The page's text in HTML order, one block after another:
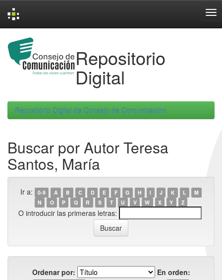
navigation
Repositorio
Digital
Repositorio Digital de Consejo de Comunicacion
Buscar por Autor Teresa
Santos, María
Ir a: 0-9 A B C D E F G H I J K L
M
N
O P Q R S T U V W X Y Z
O introducir las primeras letras:
Ordenar por:
En orden: